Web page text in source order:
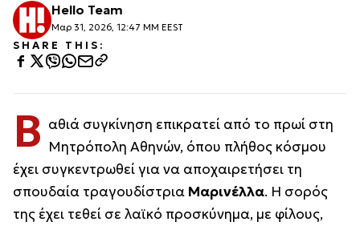
Hello Team
Μαρ 31, 2026, 12:47 ΜΜ EEST
SHARE THIS:
Β αθιά συγκίνηση επικρατεί από το πρωί στη
Μητρόπολη Αθηνών, όπου πλήθος κόσμου
έχει συγκεντρωθεί για να αποχαιρετήσει τη
σπουδαία τραγουδίστρια Μαρινέλλα. Η σορός
της έχει τεθεί σε λαϊκό προσκύνημα, με φίλους,